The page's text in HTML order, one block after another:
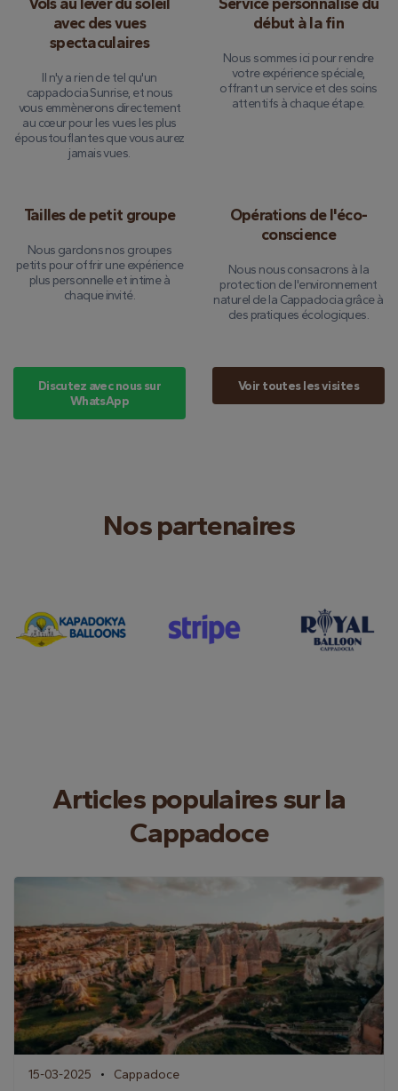
avec des vues
spectaculaires
Il n'y a rien de tel qu'un
cappadocia Sunrise, et nous
vous emmènerons directement
au cœur pour les vues les plus
époustouflantes que vous aurez
jamais vues.
début à la fin
Nous sommes ici pour rendre
votre expérience spéciale,
offrant un service et des soins
attentifs à chaque étape.
Tailles de petit groupe
Nous gardons nos groupes
petits pour offrir une expérience
plus personnelle et intime à
chaque invité.
Opérations de l'éco-
conscience
Nous nous consacrons à la
protection de l'environnement
naturel de la Cappadocia grâce à
des pratiques écologiques.
Discutez avec nous sur
WhatsApp
Voir toutes les visites
Nos partenaires
Articles populaires sur la
Cappadoce
15-03-2025 Cappadoce